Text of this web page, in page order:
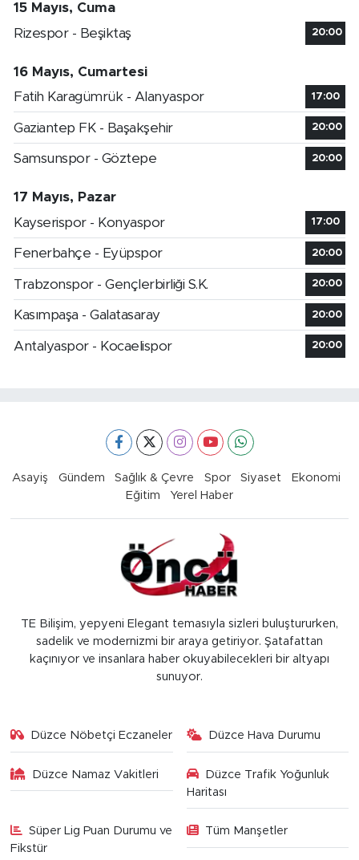
15 Mayıs, Cuma
Rizespor - Beşiktaş
20:00
16 Mayıs, Cumartesi
Fatih Karagümrük - Alanyaspor
17:00
Gaziantep FK - Başakşehir 20:00
Samsunspor - Göztepe 20:00
17 Mayıs, Pazar
Kayserispor - Konyaspor
17:00
Fenerbahçe - Eyüpspor 20:00
Trabzonspor - Gençlerbirliği S.K. 20:00
Kasımpaşa - Galatasaray 20:00
Antalyaspor - Kocaelispor 20:00
Asayiş Gündem Sağlık & Çevre Spor Siyaset
Ekonomi
Eğitim
Yerel Haber
TE Bilişim, yepyeni Elegant temasıyla sizleri buluştururken,
sadelik ve modernizmi bir araya getiriyor. Şatafattan
kaçınıyor ve insanlara haber okuyabilecekleri bir altyapı
sunuyor.
Düzce Nöbetçi Eczaneler Düzce Hava Durumu
Düzce Namaz Vakitleri
Düzce Trafik Yoğunluk
Haritası
Süper Lig Puan Durumu ve
Fikstür
Tüm Manşetler